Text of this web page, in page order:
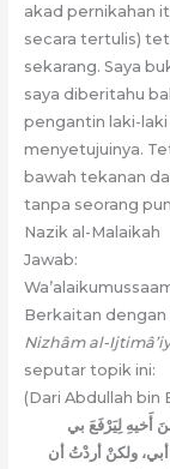
akad pernikahan
secara tertulis)
sekarang. Saya
saya diberitahu
pengantin laki-
menyetujuinya.
bawah tekanan
tanpa seorang
Nazik al-Malaikah
Jawab:
Berkaitan dengan
Nizhâm al-Ijtimâ’iy
seputar topik ini:
(Dari Abdullah bin
أَخيهِ لِيَرْفَعَ بي
ولكنْ أردْتُ أن